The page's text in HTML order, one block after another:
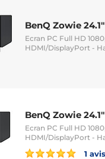
BenQ Zowie
Ecran PC Full HD
HDMI/DisplayPort -
BenQ Zowie
Ecran PC Full HD
HDMI/DisplayPort -
1 avis